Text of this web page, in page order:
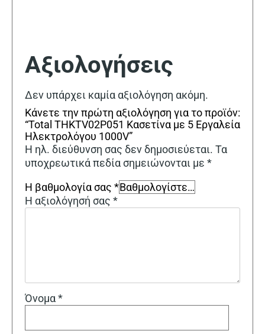
Αξιολογήσεις
Δεν υπάρχει καμία αξιολόγηση ακόμη.
Κάνετε την πρώτη αξιολόγηση για το προϊόν:
“Total THKTV02P051 Κασετίνα με 5 Εργαλεία
Ηλεκτρολόγου 1000V”
Η ηλ. διεύθυνση σας δεν δημοσιεύεται. Τα
υποχρεωτικά πεδία σημειώνονται με *
Η βαθμολογία σας *
Η αξιολόγησή σας *
Όνομα*